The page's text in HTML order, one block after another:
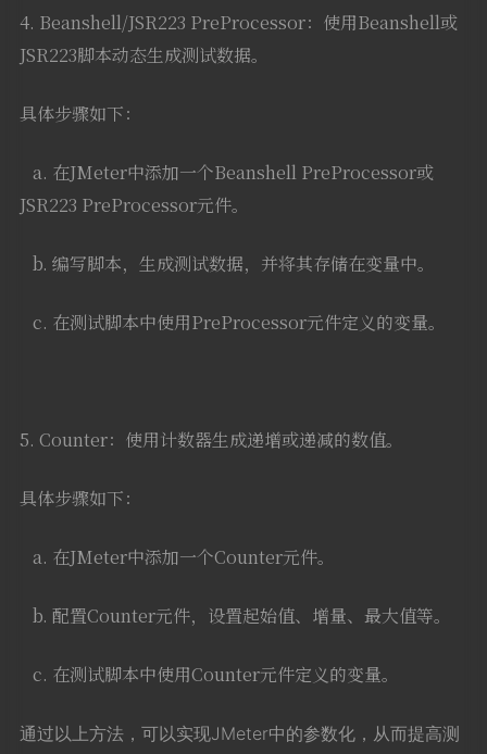
4. Beanshell/JSR223 PreProcessor：使用Beanshell或
JSR223脚本动态生成测试数据。
具体步骤如下：
a. 在JMeter中添加一个Beanshell PreProcessor或
JSR223 PreProcessor元件。
b. 编写脚本，生成测试数据，并将其存储在变量中。
c. 在测试脚本中使用PreProcessor元件定义的变量。
5. Counter：使用计数器生成递增或递减的数值。
具体步骤如下：
a. 在JMeter中添加一个Counter元件。
b. 配置Counter元件，设置起始值、增量、最大值等。
c. 在测试脚本中使用Counter元件定义的变量。
通过以上方法，可以实现JMeter中的参数化，从而提高测